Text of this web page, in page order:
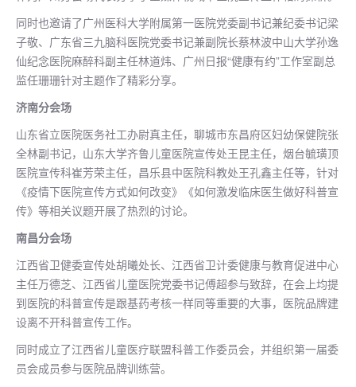
同时也邀请了广州医科大学附属第一医院党委副书记兼纪委书记梁
子敬、广东省三九脑科医院党委书记兼副院长蔡林波中山大学孙逸
仙纪念医院麻醉科副主任林道炜、广州日报“健康有约”工作室副总
监任珊珊针对主题作了精彩分享。
济南分会场
山东省立医院医务社工办尉真主任，聊城市东昌府区妇幼保健院张
全林副书记，山东大学齐鲁儿童医院宣传处王昆主任，烟台毓璜顶
医院宣传科崔芳荣主任，昌乐县中医院科教处王孔鑫主任等，针对
《疫情下医院宣传方式如何改变》《如何激发临床医生做好科普宣
传》等相关议题开展了热烈的讨论。
南昌分会场
江西省卫健委宣传处胡曦处长、江西省卫计委健康与教育促进中心
主任万德芝、江西省儿童医院党委书记傅超参与致辞，在会上均提
到医院的科普宣传是跟基药考核一样同等重要的大事，医院品牌建
设离不开科普宣传工作。
同时成立了江西省儿童医疗联盟科普工作委员会，并组织第一届委
员会成员参与医院品牌训练营。